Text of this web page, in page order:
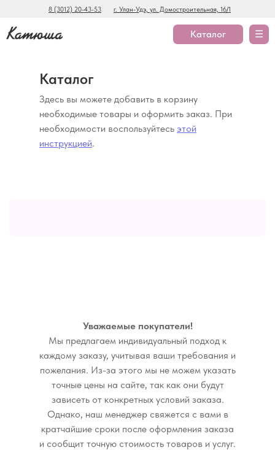
г. Улан-Удэ, ул. Домостроительная, 16/1
8 (3012) 20-43-53
Каталог ☰
Каталог
Здесь вы можете добавить в корзину
необходимые товары и оформить заказ. При
необходимости воспользуйтесь этой
инструкцией.
Уважаемые покупатели!
Мы предлагаем индивидуальный подход к
каждому заказу, учитывая ваши требования и
пожелания. Из-за этого мы не можем указать
точные цены на сайте, так как они будут
зависеть от конкретных условий заказа.
Однако, наш менеджер свяжется с вами в
кратчайшие сроки после оформления заказа
и сообщит точную стоимость товаров и услуг.